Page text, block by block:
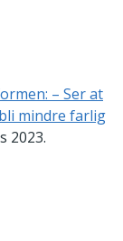
– Ser at
mindre farlig
2023.